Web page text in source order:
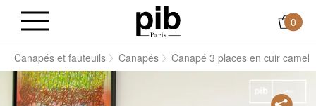
0
Canapés et fauteuils Canapés Canapé 3 places en cuir camel